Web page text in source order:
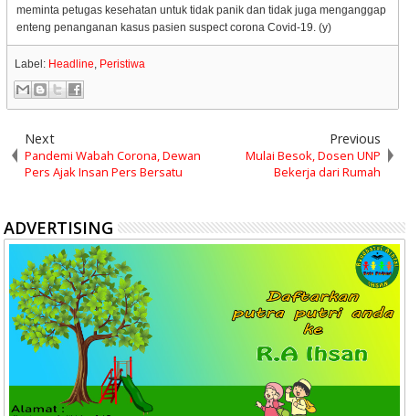
meminta petugas kesehatan untuk tidak panik dan tidak juga menganggap
enteng penanganan kasus pasien suspect corona Covid-19. (y)
Label: Headline, Peristiwa
Next
Pandemi Wabah Corona, Dewan
Pers Ajak Insan Pers Bersatu
Previous
Mulai Besok, Dosen UNP
Bekerja dari Rumah
ADVERTISING